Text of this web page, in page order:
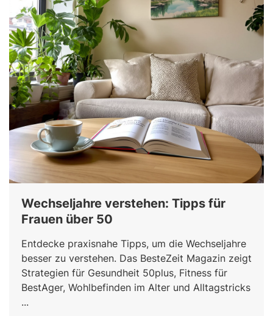
Wechseljahre verstehen: Tipps für
Frauen über 50
Entdecke praxisnahe Tipps, um die Wechseljahre
besser zu verstehen. Das BesteZeit Magazin zeigt
Strategien für Gesundheit 50plus, Fitness für
BestAger, Wohlbefinden im Alter und Alltagstricks
...